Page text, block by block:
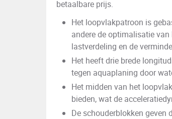
betaalbare prijs.
Het loopvlakpatroon is
andere de optimalisatie
lastverdeling en de
Het heeft drie brede
tegen aquaplaning door
Het midden van het
bieden, wat de
De schouderblokken geven